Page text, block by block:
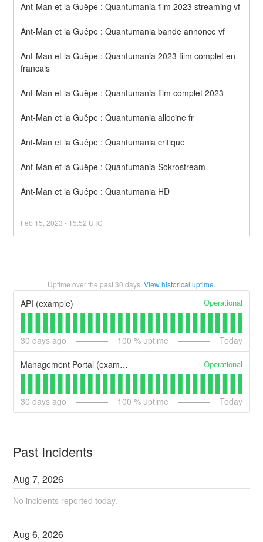
Ant-Man et la Guêpe : Quantumania film 2023 streaming vf
Ant-Man et la Guêpe : Quantumania bande annonce vf
Ant-Man et la Guêpe : Quantumania 2023 film complet en
francais
Ant-Man et la Guêpe : Quantumania film complet 2023
Ant-Man et la Guêpe : Quantumania allocine fr
Ant-Man et la Guêpe : Quantumania critique
Ant-Man et la Guêpe : Quantumania Sokrostream
Ant-Man et la Guêpe : Quantumania HD
Feb 15 ,2023 - 15:52 UTC
Uptime over the past30 days. View historical uptime.
API (example) Operational
30 days ago 100 % uptime Today
Management Portal (example) Operational
30 days ago 100 % uptime Today
Past Incidents
Aug7,2026
No incidents reported today.
Aug6,2026